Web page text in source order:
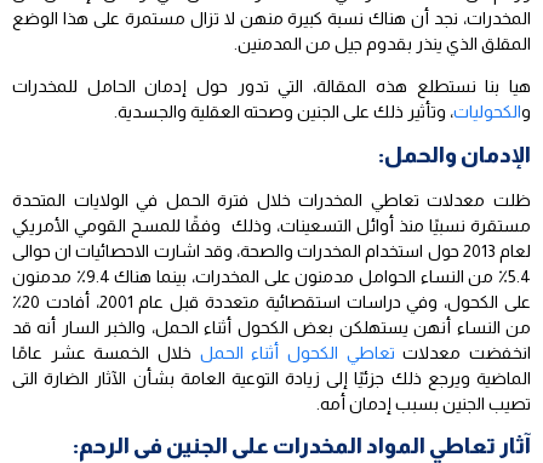
المخدرات، نجد أن هناك نسبة كبيرة منهن لا تزال مستمرة على هذا الوضع
المقلق الذي ينذر بقدوم جيل من المدمنين.
هيا بنا نستطلع هذه المقالة، التي تدور حول إدمان الحامل للمخدرات
والكحوليات، وتأثير ذلك على الجنين وصحته العقلية والجسدية.
الإدمان والحمل:
ظلت معدلات تعاطي المخدرات خلال فترة الحمل في الولايات المتحدة
مستقرة نسبيًا منذ أوائل التسعينات، وذلك وفقًا للمسح القومي الأمريكي
لعام 2013 حول استخدام المخدرات والصحة، وقد اشارت الاحصائيات ان حوالى
5.4٪ من النساء الحوامل مدمنون على المخدرات، بينما هناك 9.4٪ مدمنون
على الكحول، وفي دراسات استقصائية متعددة قبل عام 2001، أفادت 20٪
من النساء أنهن يستهلكن بعض الكحول أثناء الحمل، والخبر السار أنه قد
انخفضت معدلات تعاطي الكحول أثناء الحمل خلال الخمسة عشر عامًا
الماضية ويرجع ذلك جزئيًا إلى زيادة التوعية العامة بشأن الآثار الضارة التى
تصيب الجنين بسبب إدمان أمه.
آثار تعاطي المواد المخدرات على الجنين فى الرحم: